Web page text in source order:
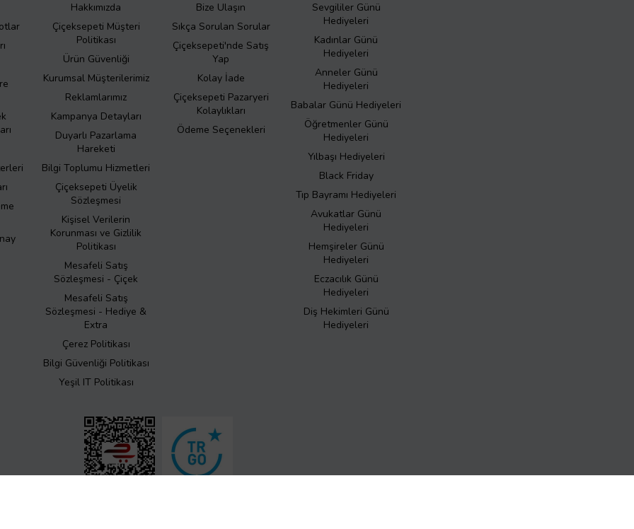
Hakkımızda
Çiçeksepeti Müşteri
Politikası
Ürün Güvenliği
Kurumsal Müşterilerimiz
Reklamlarımız
Kampanya Detayları
Duyarlı Pazarlama
Hareketi
Bilgi Toplumu Hizmetleri
Çiçeksepeti Üyelik
Sözleşmesi
Kişisel Verilerin
Korunması ve Gizlilik
Politikası
Mesafeli Satış
Sözleşmesi - Çiçek
Mesafeli Satış
Sözleşmesi - Hediye &
Extra
Çerez Politikası
Bilgi Güvenliği Politikası
Yeşil IT Politikası
Bize Ulaşın
Sıkça Sorulan Sorular
Çiçeksepeti'nde Satış
Yap
Kolay İade
Çiçeksepeti Pazaryeri
Kolaylıkları
Ödeme Seçenekleri
Sevgililer Günü
Hediyeleri
Kadınlar Günü
Hediyeleri
Anneler Günü
Hediyeleri
Babalar Günü Hediyeleri
Öğretmenler Günü
Hediyeleri
Yılbaşı Hediyeleri
Black Friday
Tıp Bayramı Hediyeleri
Avukatlar Günü
Hediyeleri
Hemşireler Günü
Hediyeleri
Eczacılık Günü
Hediyeleri
Diş Hekimleri Günü
Hediyeleri